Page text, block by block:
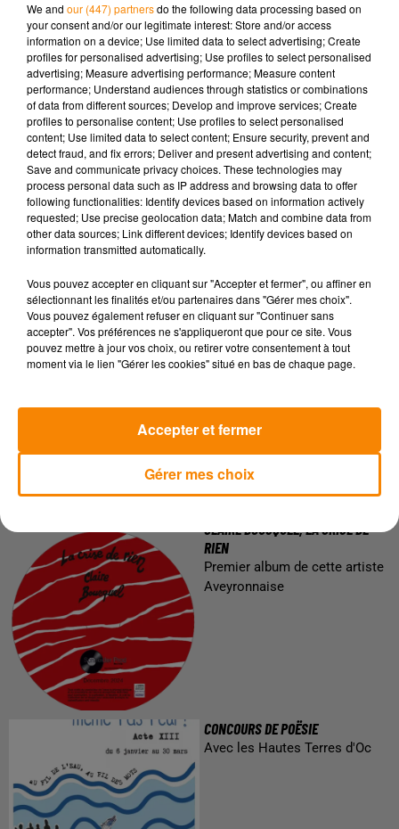
ETABLISSEMENTS SCOLAIRE
JEANNE D'ARC À MAZAMET
Portes ouvertes
SALON POP'KULTUR À SOUAL
Organisé par l'association "Ma
différence et alors"
CLAIRE BOUSQUEL, LA CRISE DE
RIEN
Premier album de cette artiste
Aveyronnaise
CONCOURS DE POËSIE
Avec les Hautes Terres d'Oc
We and our (447) partnersdo the following data processing based on
your consent and/or our legitimate interest: Store and/or access
information on a device; Use limited data to select advertising; Create
profiles for personalised advertising; Use profiles to select personalised
advertising; Measure advertising performance; Measure content
performance; Understand audiences through statistics or combinations
of data from different sources; Develop and improve services; Create
profiles to personalise content; Use profiles to select personalised
content; Use limited data to select content; Ensure security, prevent and
detect fraud, and fix errors; Deliver and present advertising and content;
Save and communicate privacy choices. These technologies may
process personal data such as IP address and browsing data to offer
following functionalities: Identify devices based on information actively
requested; Use precise geolocation data; Match and combine data from
other data sources; Link different devices; Identify devices based on
information transmitted automatically.
Vous pouvez accepter en cliquant sur "Accepter et fermer", ou affiner en
sélectionnant les finalités et/ou partenaires dans "Gérer mes choix".
Vous pouvez également refuser en cliquant sur "Continuer sans
accepter". Vos préférences ne s'appliqueront que pour ce site. Vous
pouvez mettre à jour vos choix, ou retirer votre consentement à tout
moment via le lien "Gérer les cookies" situé en bas de chaque page.
Gérer mes choix
Accepter et fermer